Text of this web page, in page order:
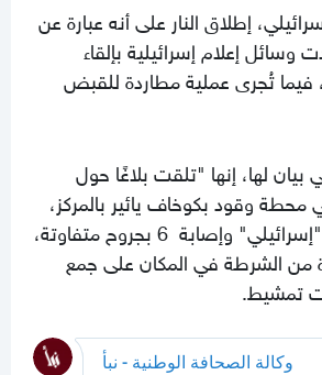
إطلاق النار على أنه عبارة عن
وسائل إعلام إسرائيلية بإلقاء
تُجرى عملية مطاردة للقبض
لها، إنها "تلقت بلاغًا حول
محطة وقود بكوخاف يائير بالمركز،
أسفرت عن مقتل "إسرائيلي" وإصابة 6 بجروح متفاوتة،
من الشرطة في المكان على جمع
تمشيط.